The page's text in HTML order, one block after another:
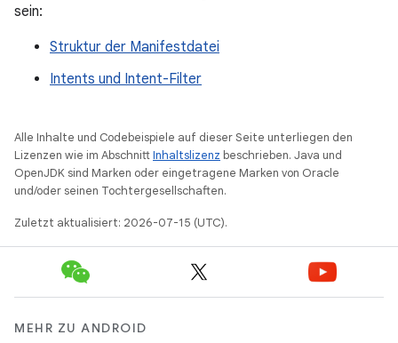
sein:
Struktur der Manifestdatei
Intents und Intent-Filter
Alle Inhalte und Codebeispiele auf dieser Seite unterliegen den
Lizenzen wie im AbschnittInhaltslizenz beschrieben. Java und
OpenJDK sind Marken oder eingetragene Marken von Oracle
und/oder seinen Tochtergesellschaften.
Zuletzt aktualisiert: 2026-07-15 (UTC).
MEHR ZU ANDROID